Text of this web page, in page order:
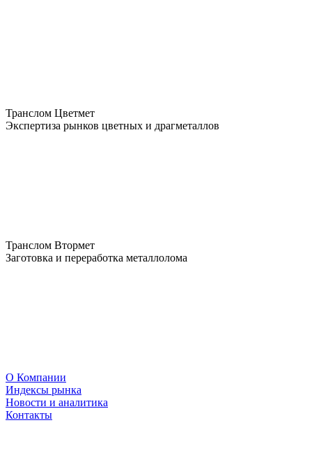
Транслом Цветмет
Экспертиза рынков цветных и драгметаллов
Транслом Втормет
Заготовка и переработка металлолома
О Компании
Индексы рынка
Новости и аналитика
Контакты